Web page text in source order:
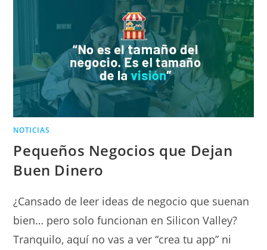
NOTICIAS
Pequeños Negocios que Dejan
Buen Dinero
¿Cansado de leer ideas de negocio que suenan
bien… pero solo funcionan en Silicon Valley?
Tranquilo, aquí no vas a ver “crea tu app” ni